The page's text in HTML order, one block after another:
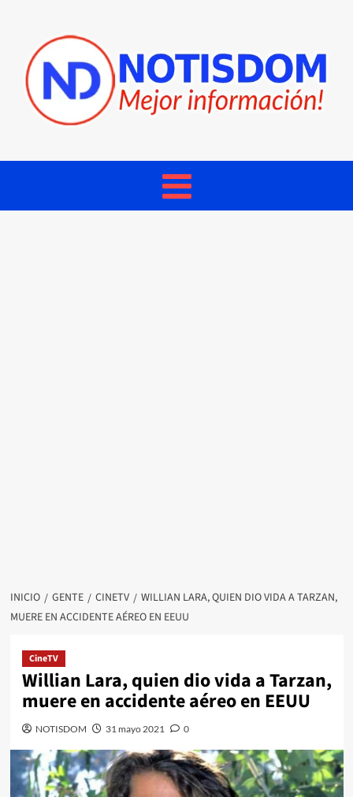
INICIO GENTE CINETV
WILLIAN LARA, QUIEN DIO VIDA A TARZAN,
MUERE EN ACCIDENTE AÉREO EN EEUU
CineTV
Willian Lara, quien dio vida a Tarzan,
muere en accidente aéreo en EEUU
NOTISDOM 31 mayo 2021 0